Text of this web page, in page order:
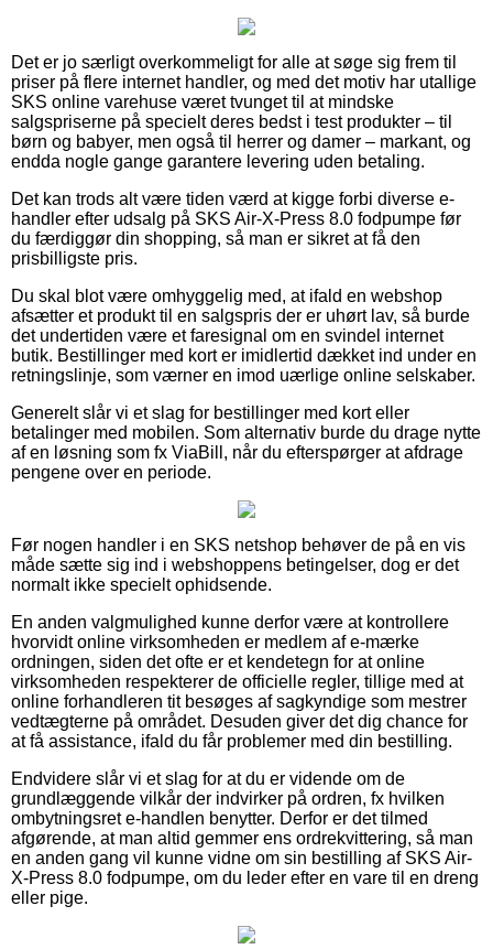
Det er jo særligt overkommeligt for alle at søge sig frem til
priser på flere internet handler, og med det motiv har utallige
SKS online varehuse været tvunget til at mindske
salgspriserne på specielt deres bedst i test produkter – til
børn og babyer, men også til herrer og damer – markant, og
endda nogle gange garantere levering uden betaling.
Det kan trods alt være tiden værd at kigge forbi diverse e-
handler efter udsalg på SKS Air-X-Press 8.0 fodpumpe før
du færdiggør din shopping, så man er sikret at få den
prisbilligste pris.
Du skal blot være omhyggelig med, at ifald en webshop
afsætter et produkt til en salgspris der er uhørt lav, så burde
det undertiden være et faresignal om en svindel internet
butik. Bestillinger med kort er imidlertid dækket ind under en
retningslinje, som værner en imod uærlige online selskaber.
Generelt slår vi et slag for bestillinger med kort eller
betalinger med mobilen. Som alternativ burde du drage nytte
af en løsning som fx ViaBill, når du efterspørger at afdrage
pengene over en periode.
Før nogen handler i en SKS netshop behøver de på en vis
måde sætte sig ind i webshoppens betingelser, dog er det
normalt ikke specielt ophidsende.
En anden valgmulighed kunne derfor være at kontrollere
hvorvidt online virksomheden er medlem af e-mærke
ordningen, siden det ofte er et kendetegn for at online
virksomheden respekterer de officielle regler, tillige med at
online forhandleren tit besøges af sagkyndige som mestrer
vedtægterne på området. Desuden giver det dig chance for
at få assistance, ifald du får problemer med din bestilling.
Endvidere slår vi et slag for at du er vidende om de
grundlæggende vilkår der indvirker på ordren, fx hvilken
ombytningsret e-handlen benytter. Derfor er det tilmed
afgørende, at man altid gemmer ens ordrekvittering, så man
en anden gang vil kunne vidne om sin bestilling af SKS Air-
X-Press 8.0 fodpumpe, om du leder efter en vare til en dreng
eller pige.